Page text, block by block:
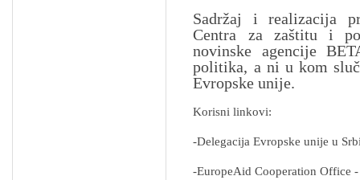
Sadržaj i realizacija
Centra za zaštitu i
novinske agencije
politika, a ni u kom
Evropske unije.
Korisni linkovi:
-Delegacija Evropske unije u
-EuropeAid Cooperation Office